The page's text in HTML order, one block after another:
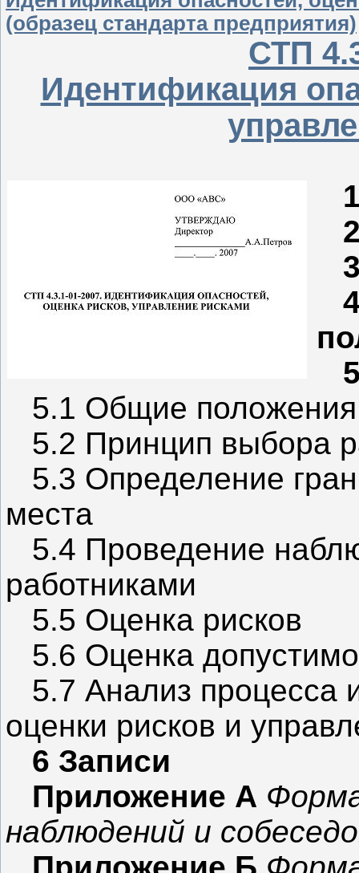
(образец стандарта предприятия)
СТП
Идентификация
4
5.1 Общие
5.2 Принцип выбора
5.3 Определение
места
5.4 Проведение
работниками
5.5 Оценка рисков
5.6 Оценка
5.7 Анализ процесса
оценки рисков и
6 Записи
Приложение А
наблюдений и